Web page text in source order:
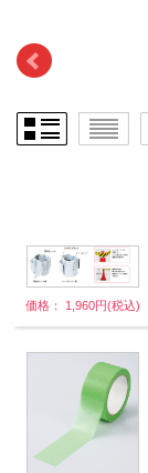
価格： 1,960円(税込)